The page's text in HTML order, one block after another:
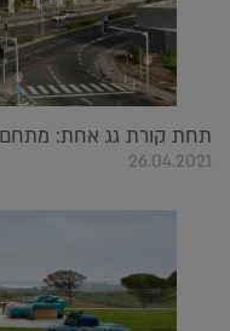
תחת קורת גג אחת: מתחם
26.04.2021